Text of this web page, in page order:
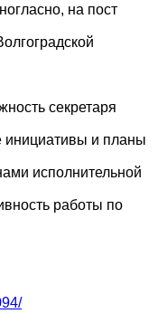
на пост
секретаря
инициативы и планы
исполнительной
работы по